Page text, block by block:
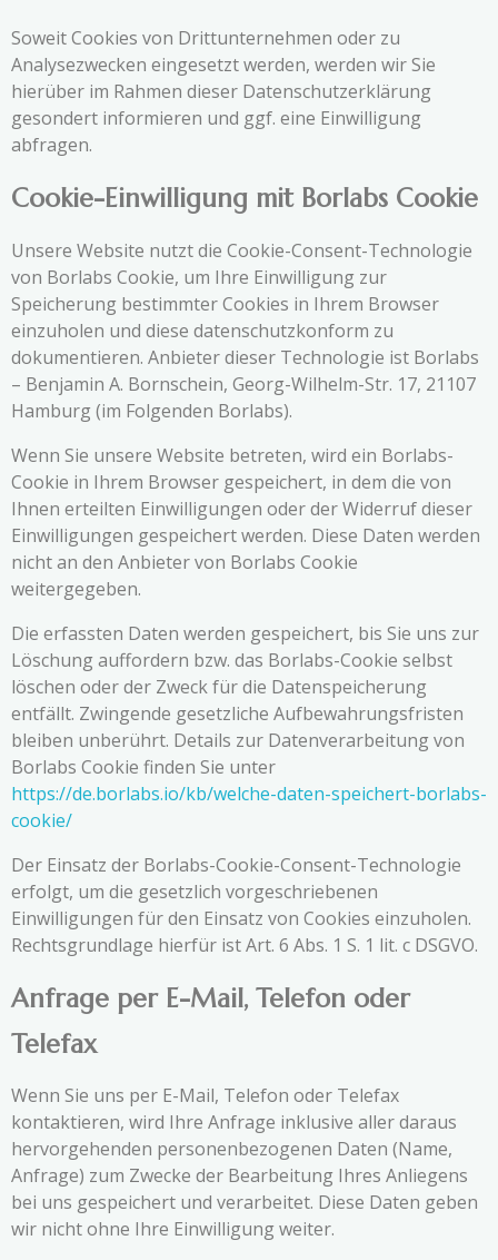
Soweit Cookies von Drittunternehmen oder zu
Analysezwecken eingesetzt werden, werden wir Sie
hierüber im Rahmen dieser Datenschutzerklärung
gesondert informieren und ggf. eine Einwilligung
abfragen.
Cookie-Einwilligung mit Borlabs Cookie
Unsere Website nutzt die Cookie-Consent-Technologie
von Borlabs Cookie, um Ihre Einwilligung zur
Speicherung bestimmter Cookies in Ihrem Browser
einzuholen und diese datenschutzkonform zu
dokumentieren. Anbieter dieser Technologie ist Borlabs
– Benjamin A. Bornschein, Georg-Wilhelm-Str. 17, 21107
Hamburg (im Folgenden Borlabs).
Wenn Sie unsere Website betreten, wird ein Borlabs-
Cookie in Ihrem Browser gespeichert, in dem die von
Ihnen erteilten Einwilligungen oder der Widerruf dieser
Einwilligungen gespeichert werden. Diese Daten werden
nicht an den Anbieter von Borlabs Cookie
weitergegeben.
Die erfassten Daten werden gespeichert, bis Sie uns zur
Löschung auffordern bzw. das Borlabs-Cookie selbst
löschen oder der Zweck für die Datenspeicherung
entfällt. Zwingende gesetzliche Aufbewahrungsfristen
bleiben unberührt. Details zur Datenverarbeitung von
Borlabs Cookie finden Sie unter
https://de.borlabs.io/kb/welche-daten-speichert-borlabs-
cookie/
Der Einsatz der Borlabs-Cookie-Consent-Technologie
erfolgt, um die gesetzlich vorgeschriebenen
Einwilligungen für den Einsatz von Cookies einzuholen.
Rechtsgrundlage hierfür ist Art. 6 Abs. 1 S. 1 lit. c DSGVO.
Anfrage per E-Mail, Telefon oder
Telefax
Wenn Sie uns per E-Mail, Telefon oder Telefax
kontaktieren, wird Ihre Anfrage inklusive aller daraus
hervorgehenden personenbezogenen Daten (Name,
Anfrage) zum Zwecke der Bearbeitung Ihres Anliegens
bei uns gespeichert und verarbeitet. Diese Daten geben
wir nicht ohne Ihre Einwilligung weiter.